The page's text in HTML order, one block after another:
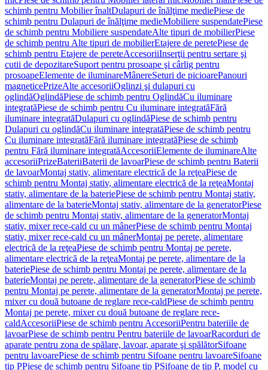
schimb pentru Mobilier înaltDulapuri de înălţime mediePiese de
schimb pentru Dulapuri de înălţime medieMobiliere suspendatePiese
de schimb pentru Mobiliere suspendateAlte tipuri de mobilierPiese
de schimb pentru Alte tipuri de mobilierEtajere de peretePiese de
schimb pentru Etajere de pereteAccesoriiInserţii pentru sertare şi
cutii de depozitareSuport pentru prosoape şi cârlig pentru
prosoapeElemente de iluminareMânereSeturi de picioarePanouri
magneticePrizeAlte accesoriiOglinzi şi dulapuri cu
oglindăOglindăPiese de schimb pentru OglindăCu iluminare
integratăPiese de schimb pentru Cu iluminare integratăFără
iluminare integratăDulapuri cu oglindăPiese de schimb pentru
Dulapuri cu oglindăCu iluminare integratăPiese de schimb pentru
Cu iluminare integratăFără iluminare integratăPiese de schimb
pentru Fără iluminare integratăAccesoriiElemente de iluminareAlte
accesoriiPrizeBateriiBaterii de lavoarPiese de schimb pentru Baterii
de lavoarMontaj stativ, alimentare electrică de la reţeaPiese de
schimb pentru Montaj stativ, alimentare electrică de la reţeaMontaj
stativ, alimentare de la bateriePiese de schimb pentru Montaj stativ,
alimentare de la baterieMontaj stativ, alimentare de la generatorPiese
de schimb pentru Montaj stativ, alimentare de la generatorMontaj
stativ, mixer rece-cald cu un mânerPiese de schimb pentru Montaj
stativ, mixer rece-cald cu un mânerMontaj pe perete, alimentare
electrică de la reţeaPiese de schimb pentru Montaj pe perete,
alimentare electrică de la reţeaMontaj pe perete, alimentare de la
bateriePiese de schimb pentru Montaj pe perete, alimentare de la
baterieMontaj pe perete, alimentare de la generatorPiese de schimb
pentru Montaj pe perete, alimentare de la generatorMontaj pe perete,
mixer cu două butoane de reglare rece-caldPiese de schimb pentru
Montaj pe perete, mixer cu două butoane de reglare rece-
caldAccesoriiPiese de schimb pentru AccesoriiPentru bateriile de
lavoarPiese de schimb pentru Pentru bateriile de lavoarRacorduri de
aparate pentru zona de spălare, lavoar, aparate şi spălătorSifoane
pentru lavoarePiese de schimb pentru Sifoane pentru lavoareSifoane
tip PPiese de schimb pentru Sifoane tip PSifoane de tip P, model cu